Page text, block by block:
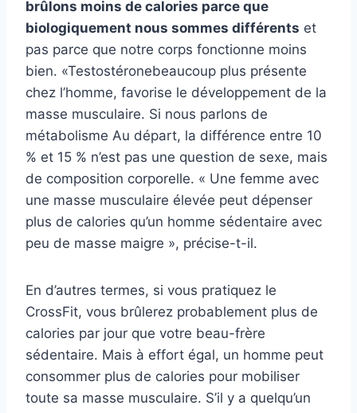
brûlons moins de calories parce que
biologiquement nous sommes différents et
pas parce que notre corps fonctionne moins
bien. «Testostéronebeaucoup plus présente
chez l’homme, favorise le développement de la
masse musculaire. Si nous parlons de
métabolisme Au départ, la différence entre 10
% et 15 % n’est pas une question de sexe, mais
de composition corporelle. « Une femme avec
une masse musculaire élevée peut dépenser
plus de calories qu’un homme sédentaire avec
peu de masse maigre », précise-t-il.
En d’autres termes, si vous pratiquez le
CrossFit, vous brûlerez probablement plus de
calories par jour que votre beau-frère
sédentaire. Mais à effort égal, un homme peut
consommer plus de calories pour mobiliser
toute sa masse musculaire. S’il y a quelqu’un